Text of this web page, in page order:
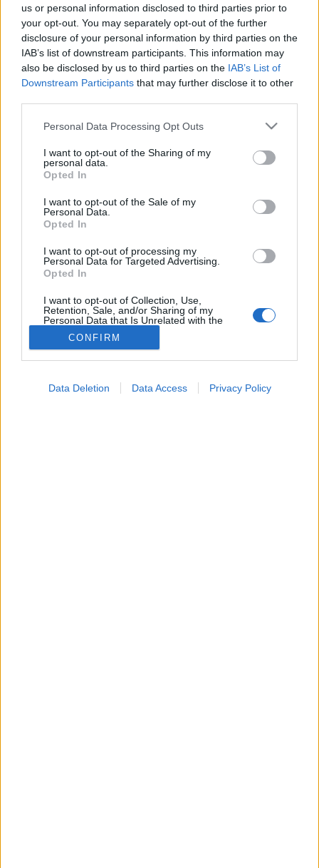
us or personal information disclosed to third parties prior to
your opt-out. You may separately opt-out of the further
disclosure of your personal information by third parties on the
IAB’s list of downstream participants. This information may
also be disclosed by us to third parties on the IAB’s List of
Downstream Participants that may further disclose it to other
Please note that this website/app uses one or more Google
not limited to your visit or usage behaviour. You may click to
grant or deny consent to Google and its third-party tags to
use your data for below specified purposes in below Google
consent section.
Personal Data Processing Opt Outs
I want to opt-out of the Sharing of my
personal data.
Opted In
I want to opt-out of the Sale of my
Personal Data.
Opted In
I want to opt-out of processing my
Personal Data for Targeted Advertising.
Opted In
I want to opt-out of Collection, Use,
Retention, Sale, and/or Sharing of my
Personal Data that Is Unrelated with the
Purposes for which it was collected.
Opted Out
CONFIRM
Data Deletion Data Access Privacy Policy